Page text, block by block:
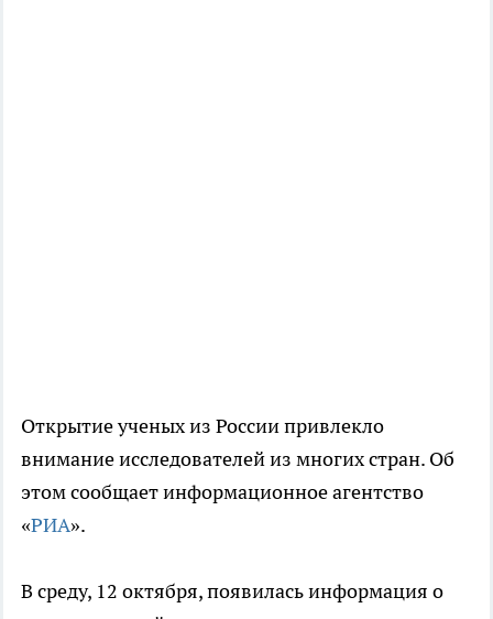
Открытие ученых из России привлекло
внимание исследователей из многих стран. Об
этом сообщает информационное агентство
«РИА».
В среду, 12 октября, появилась информация о